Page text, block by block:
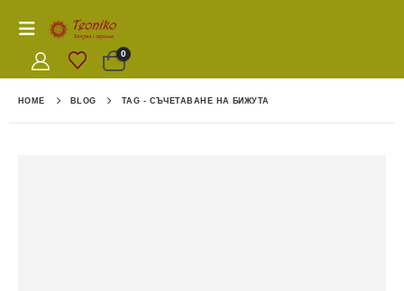
0
HOME BLOG TAG - СЪЧЕТАВАНЕ НА БИЖУТА